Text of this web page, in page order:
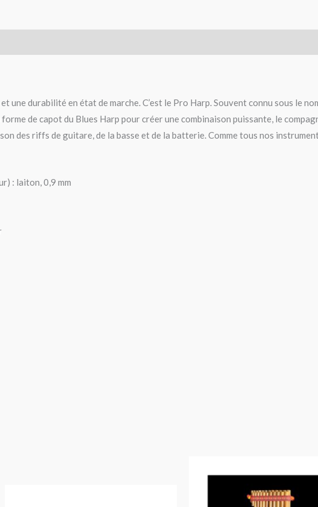
une durabilité en état de marche. C’est le Pro Harp. Souvent connu sous le
de capot du Blues Harp pour créer une combinaison puissante, le
des riffs de guitare, de la basse et de la batterie. Comme tous nos
: laiton, 0,9 mm